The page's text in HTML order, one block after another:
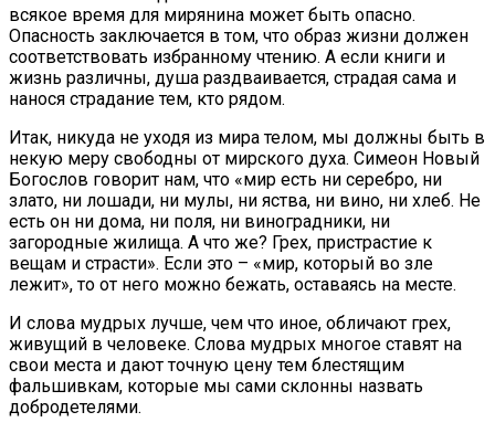
всякое время для мирянина может быть опасно.
Опасность заключается в том, что образ жизни должен
соответствовать избранному чтению. А если книги и
жизнь различны, душа раздваивается, страдая сама и
нанося страдание тем, кто рядом.
Итак, никуда не уходя из мира телом, мы должны быть в
некую меру свободны от мирского духа. Симеон Новый
Богослов говорит нам, что «мир есть ни серебро, ни
злато, ни лошади, ни мулы, ни яства, ни вино, ни хлеб. Не
есть он ни дома, ни поля, ни виноградники, ни
загородные жилища. А что же? Грех, пристрастие к
вещам и страсти». Если это – «мир, который во зле
лежит», то от него можно бежать, оставаясь на месте.
И слова мудрых лучше, чем что иное, обличают грех,
живущий в человеке. Слова мудрых многое ставят на
свои места и дают точную цену тем блестящим
фальшивкам, которые мы сами склонны назвать
добродетелями.